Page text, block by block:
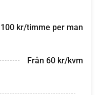
100 kr/timme per man
Från 60 kr/kvm